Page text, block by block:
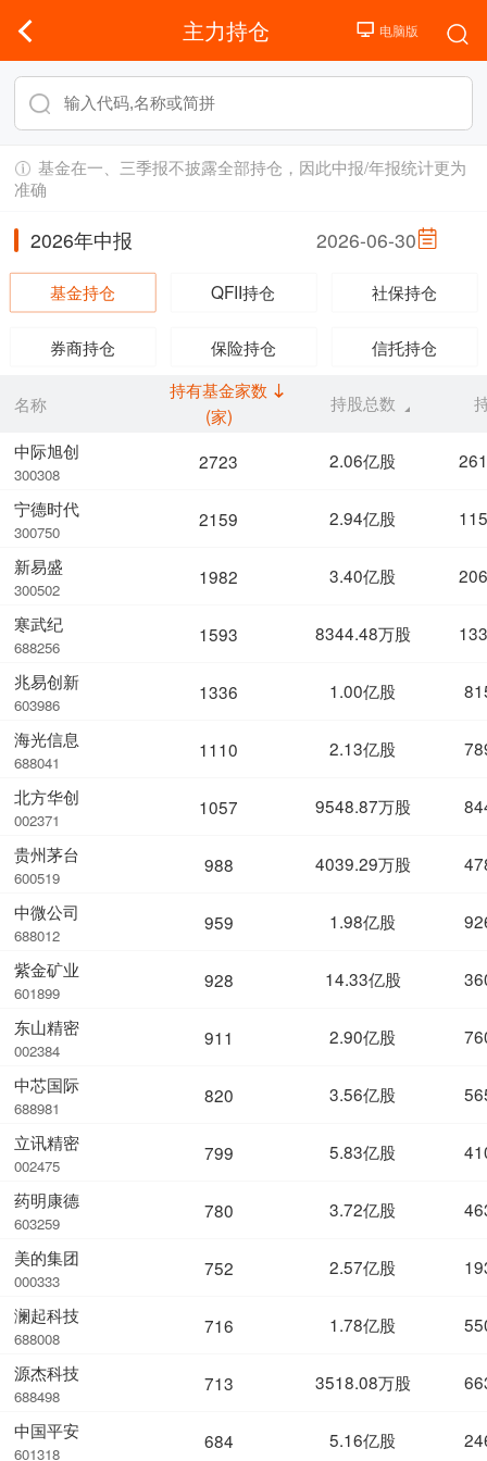
主力持仓
基金在一、三季报不披露全部持仓，因此中报/年报统计更为
准确
2026年中报 2026-06-30
基金持仓 QFII持仓 社保持仓
券商持仓 保险持仓 信托持仓
名称
中际旭创
300308
宁德时代
300750
新易盛
300502
寒武纪
688256
兆易创新
603986
海光信息
688041
北方华创
002371
贵州茅台
600519
中微公司
688012
紫金矿业
601899
东山精密
002384
中芯国际
688981
立讯精密
002475
药明康德
603259
美的集团
000333
澜起科技
688008
源杰科技
688498
中国平安
601318
持有基金家数
(家)
持股总数
2723 2.06亿股
2159 2.94亿股
1982 3.40亿股
1593 8344.48万股
1336 1.00亿股
1110 2.13亿股
1057 9548.87万股
988 4039.29万股
959 1.98亿股
928 14.33亿股
911 2.90亿股
820 3.56亿股
799 5.83亿股
780 3.72亿股
752 2.57亿股
716 1.78亿股
713 3518.08万股
684 5.16亿股